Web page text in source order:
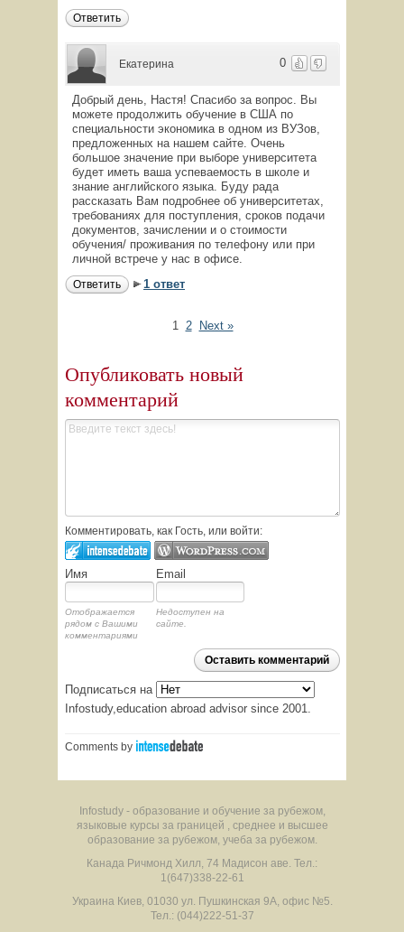
Ответить
0
Екатерина
Добрый день, Настя! Спасибо за вопрос. Вы
можете продолжить обучение в США по
специальности экономика в одном из ВУЗов,
предложенных на нашем сайте. Очень
большое значение при выборе университета
будет иметь ваша успеваемость в школе и
знание английского языка. Буду рада
рассказать Вам подробнее об университетах,
требованиях для поступления, сроков подачи
документов, зачислении и о стоимости
обучения/ проживания по телефону или при
личной встрече у нас в офисе.
Ответить 1 ответ
1 2 Next »
Опубликовать новый
комментарий
Комментировать, как Гость, или войти:
Имя Email
Отображается
рядом с Вашими
комментариями
Недоступен на
сайте.
Оставить комментарий
Подписаться на
Infostudy,education abroad advisor since 2001.
Comments by
Infostudy - образование и обучение за рубежом,
языковые курсы за границей , среднее и высшее
образование за рубежом, учеба за рубежом.
Канада Ричмонд Хилл, 74 Мадисон аве. Тел.:
1(647)338-22-61
Украина Киев, 01030 ул. Пушкинская 9А, офис №5.
Тел.: (044)222-51-37